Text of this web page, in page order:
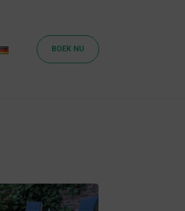
BOEK NU